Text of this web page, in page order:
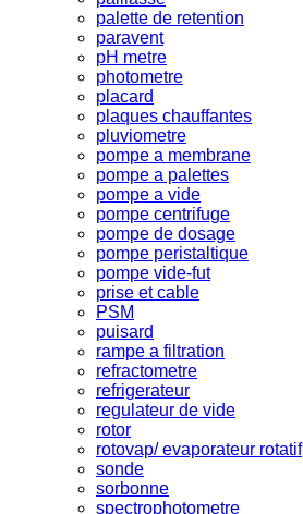
palette de retention
paravent
pH metre
photometre
placard
plaques chauffantes
pluviometre
pompe a membrane
pompe a palettes
pompe a vide
pompe centrifuge
pompe de dosage
pompe peristaltique
pompe vide-fut
prise et cable
PSM
puisard
rampe a filtration
refractometre
refrigerateur
regulateur de vide
rotor
rotovap/ evaporateur rotatif
sonde
sorbonne
spectrophotometre